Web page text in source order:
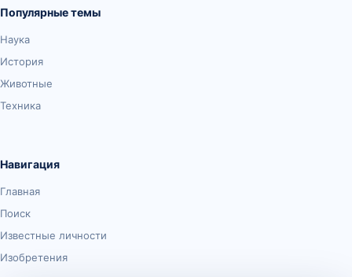
Популярные темы
Наука
История
Животные
Техника
Навигация
Главная
Поиск
Известные личности
Изобретения